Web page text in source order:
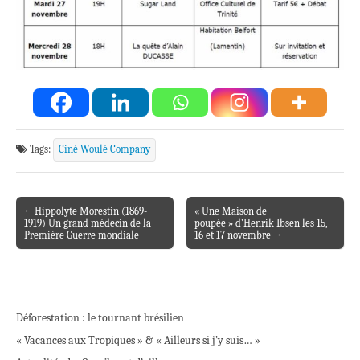
Tags: Ciné Woulé Company
Post navigation
← Hippolyte Morestin (1869-
1919) Un grand médecin de la
Première Guerre mondiale
« Une Maison de
poupée » d’Henrik Ibsen les 15,
16 et 17 novembre →
Déforestation : le tournant brésilien
« Vacances aux Tropiques » & « Ailleurs si j’y suis… »